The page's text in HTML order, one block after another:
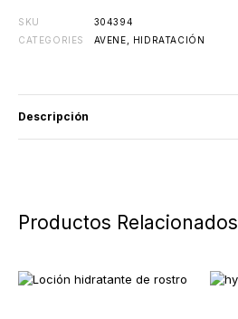
SKU
304394
CATEGORIES
AVENE HIDRATACIÓN
Descripción
Productos Relacionados